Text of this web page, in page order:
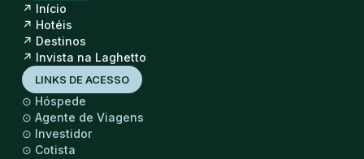
↗ Início
↗ Hotéis
↗ Destinos
↗ Invista na Laghetto
LINKS DE ACESSO
⊙ Hóspede
⊙ Agente de Viagens
⊙ Investidor
⊙ Cotista